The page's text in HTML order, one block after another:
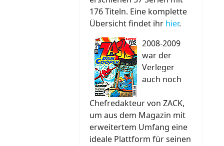
176 Titeln. Eine komplette
Übersicht findet ihr hier.
2008-2009
war der
Verleger
auch noch
Chefredakteur von ZACK,
um aus dem Magazin mit
erweitertem Umfang eine
ideale Plattform für seinen